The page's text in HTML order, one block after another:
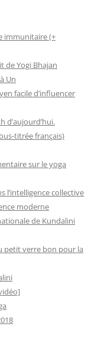
immunitaire (+
de Yogi Bhajan
Un
facile d’influencer
d’aujourd’hui.
titrée français)
sur le yoga
l’intelligence collective
moderne
de Kundalini
petit verre bon pour la